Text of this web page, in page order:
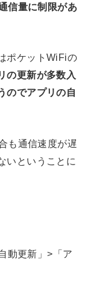
信量に制限があ
ポケットWiFiの
の更新が多数入
のでアプリの自
も通信速度が遅
いということに
動更新」>「ア